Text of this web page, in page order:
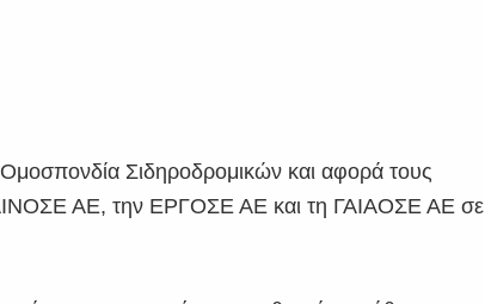
Σιδηροδρομικών και αφορά τους
ΑΕ, την ΕΡΓΟΣΕ ΑΕ και τη ΓΑΙΑΟΣΕ ΑΕ σε